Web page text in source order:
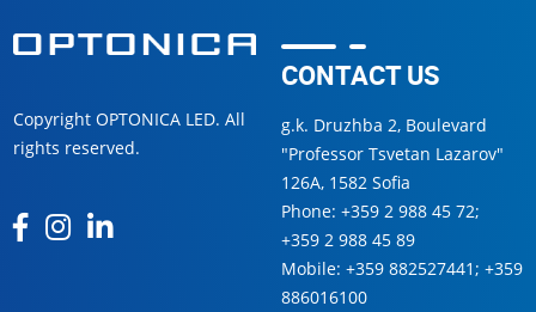
Copyright OPTONICA LED. All
rights reserved.
CONTACT US
g.k. Druzhba 2, Boulevard
"Professor Tsvetan Lazarov"
126А, 1582 Sofia
Phone: +359 2 988 45 72;
+359 2 988 45 89
Mobile: +359 882527441 ; +359
886016100